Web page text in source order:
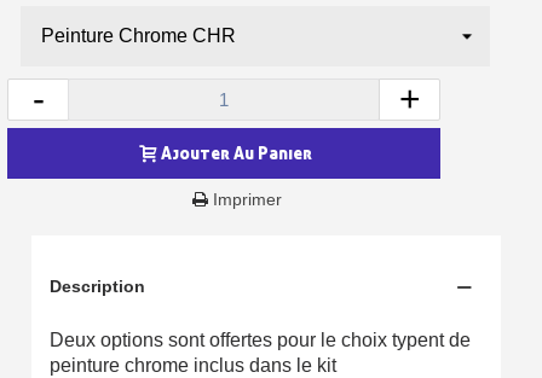
Livraison sous 24 h en France Métropolitaine
Réduction de 5€ sur la première commande
Livraison offerte en France métropolitaine pour 250€ d'achats
- +
Ajouter Au Panier
Imprimer
Description
Deux options sont offertes pour le choix typent de
peinture chrome inclus dans le kit